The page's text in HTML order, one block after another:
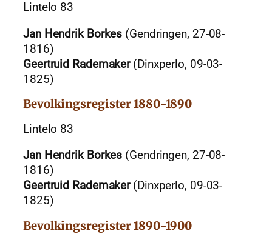
Lintelo 83
Jan Hendrik Borkes (Gendringen, 27-08-
1816)
Geertruid Rademaker(Dinxperlo, 09-03-
1825)
Bevolkingsregister 1880-1890
Lintelo 83
Jan Hendrik Borkes (Gendringen, 27-08-
1816)
Geertruid Rademaker(Dinxperlo, 09-03-
1825)
Bevolkingsregister 1890-1900